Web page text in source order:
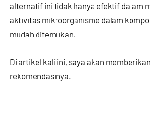
alternatif ini tidak hanya efektif dalam
aktivitas mikroorganisme dalam
mudah ditemukan.
Di artikel kali ini, saya akan
rekomendasinya.